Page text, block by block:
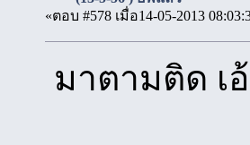
«ตอบ #578 เมื่อ14-05-2013
มาตามติด เ